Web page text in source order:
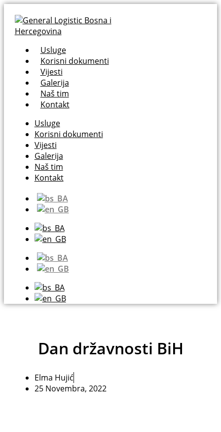
Usluge
Korisni dokumenti
Vijesti
Galerija
Naš tim
Kontakt
Usluge
Korisni dokumenti
Vijesti
Galerija
Naš tim
Kontakt
Dan državnosti BiH
Elma Hujić
25 Novembra, 2022